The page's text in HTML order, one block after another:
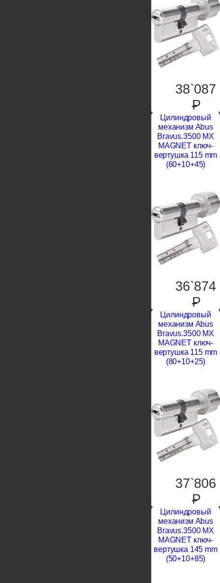
38`087
P
Цилиндровый
механизм Abus
Bravus.3500 MX
MAGNET ключ-
вертушка 115 mm
(60+10+45)
36`874
P
Цилиндровый
механизм Abus
Bravus.3500 MX
MAGNET ключ-
вертушка 115 mm
(80+10+25)
37`806
P
Цилиндровый
механизм Abus
Bravus.3500 MX
MAGNET ключ-
вертушка 145 mm
(50+10+85)